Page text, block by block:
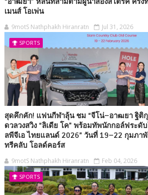
เมนส์ โอเพ่น
9motS Nathphakh Hiranratn Jul 31, 2026
SPORTS
สุดคึกคัก! แฟนกีฬาลุ้น ชม “จีโน่–อาฒยา ฐิติกุ
ดวลวงสวิง “ลิเดีย โค” พร้อมทัพนักกอล์ฟระดั
ลพีจีเอ ไทยแลนด์ 2026” วันที่ 19–22 กุมภา
ทรีคลับ โอลด์คอร์ส
9motS Nathphakh Hiranratn Feb 04, 2026
SPORTS